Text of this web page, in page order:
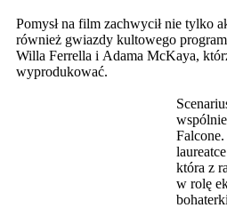
Pomysł na film zachwycił nie tylko
również gwiazdy kultowego
Willa Ferrella i Adama McKaya,
wyprodukować.
Falcone.
która z
w rolę